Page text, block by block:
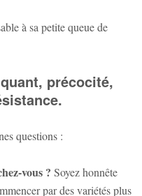
à sa petite queue de
précocité,
questions :
vous ? Soyez honnête
par des variétés plus